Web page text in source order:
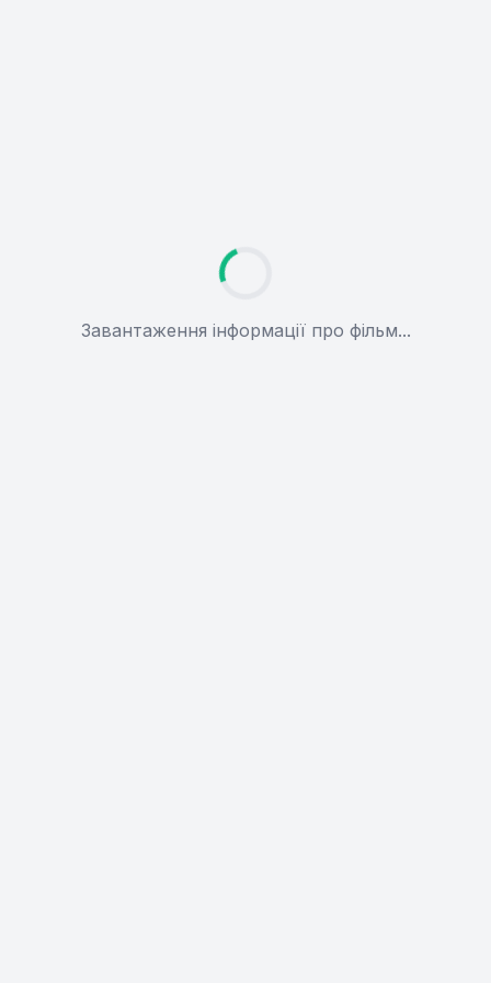
Завантаження інформації про фільм...